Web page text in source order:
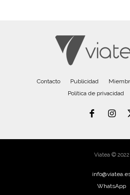
Contacto Publicidad
Política de privacidad
Viatea © 2022
WhatsApp